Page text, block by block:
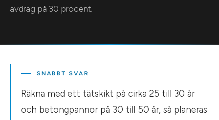
avdrag på 30 procent.
SNABBT SVAR
Räkna med ett tätskikt på cirka 25 till 30 år
och betongpannor på 30 till 50 år, så planeras